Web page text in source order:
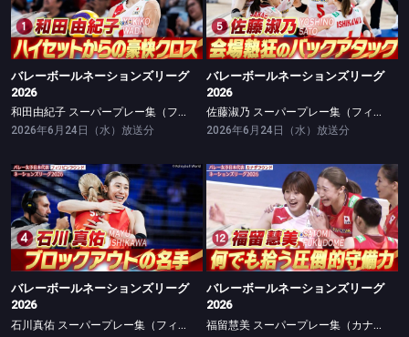
バレーボールネーションズリーグ2026
和田由紀子 スーパープレー集（フィリピンラウンド）
バレーボールネーションズリーグ
2026
和田由紀子 スーパープレー集（フィリピンラウンド）
2026年6月24日（水）放送分
バレーボールネーションズリーグ2026
佐藤淑乃 スーパープレー集（フィリピンラウンド）
バレーボールネーションズリーグ
2026
佐藤淑乃 スーパープレー集（フィリピンラウンド）
2026年6月24日（水）放送分
バレーボールネーションズリーグ2026
石川真佑 スーパープレー集（フィリピンラウンド）
バレーボールネーションズリーグ
2026
石川真佑 スーパープレー集（フィリピンラウンド）
バレーボールネーションズリーグ2026
福留慧美 スーパープレー集（カナダラウンド）
バレーボールネーションズリーグ
2026
福留慧美 スーパープレー集（カナダラウンド）